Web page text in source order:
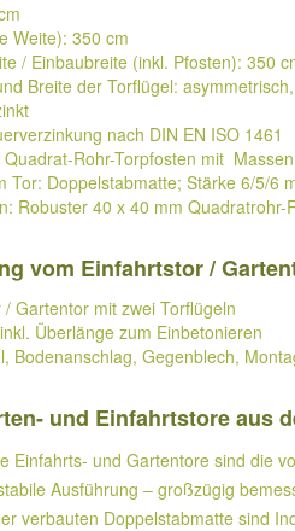
Weite): 350 cm
/ Einbaubreite (inkl. Pfosten): 350
Breite der Torflügel:
nach DIN EN ISO 1461
Rohr-Torpfosten mit
Tor: Doppelstabmatte; Stärke 6/5/6
Robuster 40 x 40 mm Quadratrohr-
vom Einfahrtstor /
/ Gartentor mit zwei Torflügeln
Überlänge zum Einbetonieren
Bodenanschlag, Gegenblech,
und Einfahrtstore aus
Einfahrts- und Gartentore sind die
Ausführung – großzügig
verbauten Doppelstabmatte sind